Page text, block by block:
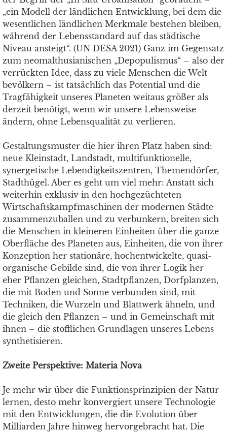
„ein Modell der ländlichen Entwicklung, bei dem die
wesentlichen ländlichen Merkmale bestehen bleiben,
während der Lebensstandard auf das städtische
Niveau ansteigt“. (UN DESA 2021) Ganz im Gegensatz
zum neomalthusianischen „Depopulismus“ – also der
verrückten Idee, dass zu viele Menschen die Welt
bevölkern – ist tatsächlich das Potential und die
Tragfähigkeit unseres Planeten weitaus größer als
derzeit benötigt, wenn wir unsere Lebensweise
ändern, ohne Lebensqualität zu verlieren.
Gestaltungsmuster die hier ihren Platz haben sind:
neue Kleinstadt, Landstadt, multifunktionelle,
synergetische Lebendigkeitszentren, Themendörfer,
Stadthügel. Aber es geht um viel mehr: Anstatt sich
weiterhin exklusiv in den hochgezüchteten
Wirtschaftskampfmaschinen der modernen Städte
zusammenzuballen und zu verbunkern, breiten sich
die Menschen in kleineren Einheiten über die ganze
Oberfläche des Planeten aus, Einheiten, die von ihrer
Konzeption her stationäre, hochentwickelte, quasi-
organische Gebilde sind, die von ihrer Logik her
eher Pflanzen gleichen, Stadtpflanzen, Dorfplanzen,
die mit Boden und Sonne verbunden sind, mit
Techniken, die Wurzeln und Blattwerk ähneln, und
die gleich den Pflanzen – und in Gemeinschaft mit
ihnen – die stofflichen Grundlagen unseres Lebens
synthetisieren.
Zweite Perspektive: Materia Nova
Je mehr wir über die Funktionsprinzipien der Natur
lernen, desto mehr konvergiert unsere Technologie
mit den Entwicklungen, die die Evolution über
Milliarden Jahre hinweg hervorgebracht hat. Die